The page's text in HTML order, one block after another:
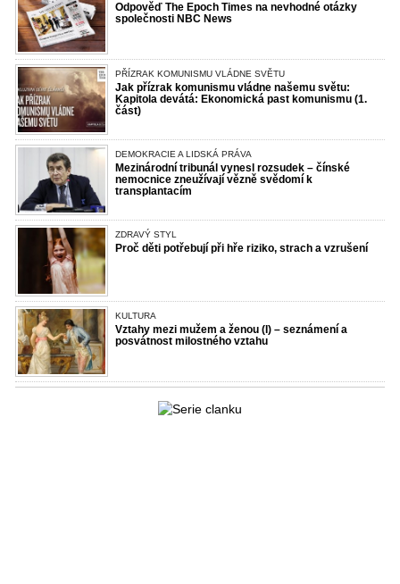
Odpověď The Epoch Times na nevhodné otázky
společnosti NBC News
PŘÍZRAK KOMUNISMU VLÁDNE SVĚTU
Jak přízrak komunismu vládne našemu světu:
Kapitola devátá: Ekonomická past komunismu (1.
část)
DEMOKRACIE A LIDSKÁ PRÁVA
Mezinárodní tribunál vynesl rozsudek – čínské
nemocnice zneužívají vězně svědomí k
transplantacím
ZDRAVÝ STYL
Proč děti potřebují při hře riziko, strach a vzrušení
KULTURA
Vztahy mezi mužem a ženou (I) – seznámení a
posvátnost milostného vztahu